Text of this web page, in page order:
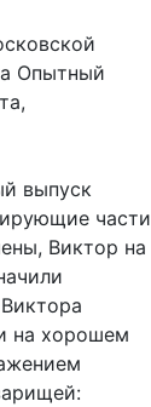
Опытный
выпуск
части
Виктор на
на хорошем